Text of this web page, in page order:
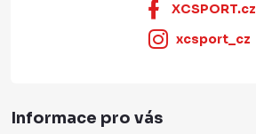
XCSPORT.cz
xcsport_cz
Informace pro vás